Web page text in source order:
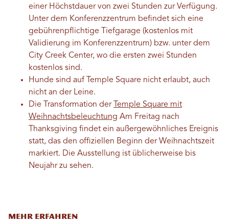
einer Höchstdauer von zwei Stunden zur Verfügung.
Unter dem Konferenzzentrum befindet sich eine
gebührenpflichtige Tiefgarage (kostenlos mit
Validierung im Konferenzzentrum) bzw. unter dem
City Creek Center, wo die ersten zwei Stunden
kostenlos sind.
Hunde sind auf Temple Square nicht erlaubt, auch
nicht an der Leine.
Die Transformation der Temple Square mit
Weihnachtsbeleuchtung Am Freitag nach
Thanksgiving findet ein außergewöhnliches Ereignis
statt, das den offiziellen Beginn der Weihnachtszeit
markiert. Die Ausstellung ist üblicherweise bis
Neujahr zu sehen.
MEHR ERFAHREN